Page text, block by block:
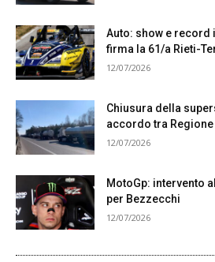
Auto: show e record
firma la 61/a Rieti-
12/07/2026
Chiusura della
accordo tra Regione
12/07/2026
MotoGp: intervento
per Bezzecchi
12/07/2026